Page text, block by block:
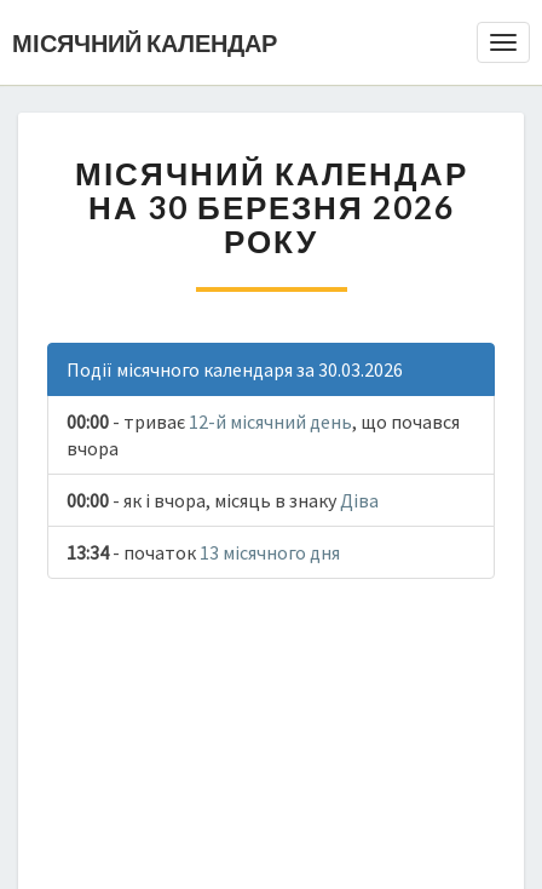
МІСЯЧНИЙ КАЛЕНДАР
МІСЯЧНИЙ КАЛЕНДАР
НА 30 БЕРЕЗНЯ 2026
РОКУ
Події місячного календаря за 30.03.2026
00:00 - триває 12-й місячний день, що почався
вчора
00:00 - як і вчора, місяць в знакуДіва
13:34- початок 13 місячного дня